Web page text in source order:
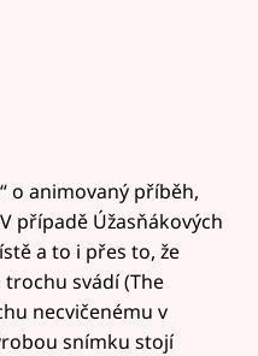
o animovaný příběh,
případě Úžasňákových
a to i přes to, že
svádí (The
necvičenému v
snímku stojí